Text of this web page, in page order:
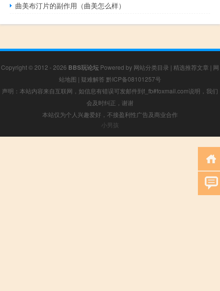
曲美布汀片的副作用（曲美怎么样）
Copyright © 2012 - 2026 BBS玩论坛 Powered by 网站分类目录 | 精选推荐文章 | 网
站地图 | 疑难解答 黔ICP备08101257号
声明：本站内容来自互联网，如信息有错误可发邮件到f_fb#foxmail.com说明，我们
会及时纠正，谢谢
本站仅为个人兴趣爱好，不接盈利性广告及商业合作
小男孩